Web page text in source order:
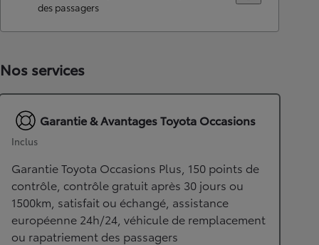
des passagers
Nos services
Garantie & Avantages Toyota Occasions
Inclus
Garantie Toyota Occasions Plus, 150 points de
contrôle, contrôle gratuit après 30 jours ou
1500km, satisfait ou échangé, assistance
européenne 24h/24, véhicule de remplacement
ou rapatriement des passagers